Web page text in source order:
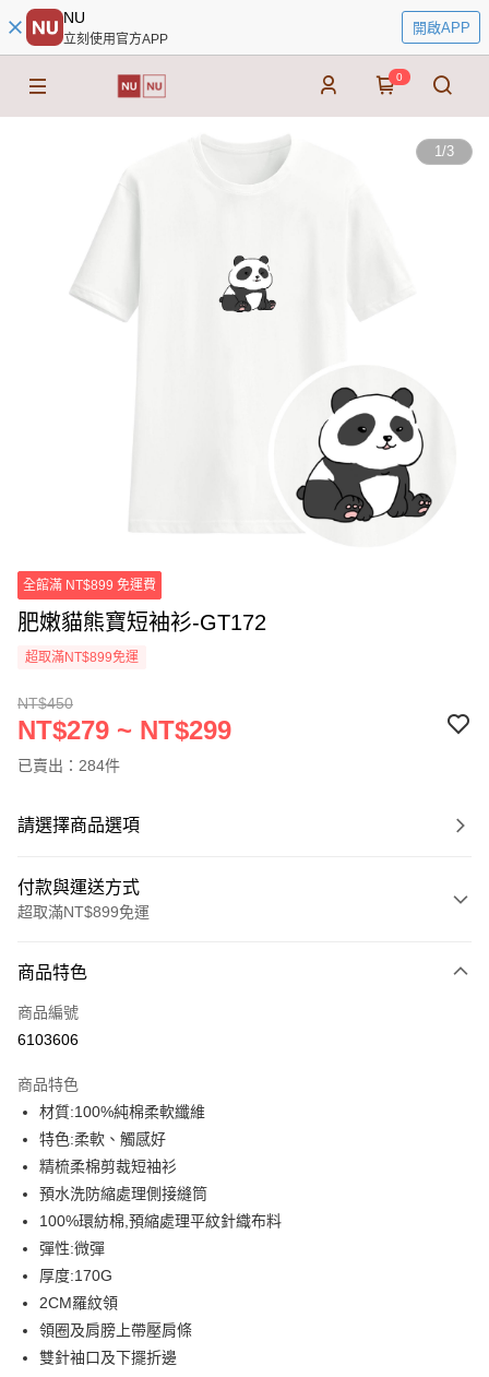
NU
立刻使用官方APP
開啟APP
0
1/3
全館滿 NT$899 免運費
肥嫩貓熊寶短袖衫-GT172
超取滿NT$899免運
NT$450
NT$279 ~ NT$299
已賣出：284件
請選擇商品選項
付款與運送方式
超取滿NT$899免運
信用卡一次付款
信用卡分期付款
合作金庫商業銀行
華南商業銀行
上海商業儲蓄銀行
國泰世華商業銀行
臺灣中小企業銀行
匯豐（台灣）商業銀行
華泰商業銀行
聯邦商業銀行
遠東國際商業銀行
元大商業銀行
玉山商業銀行
台新國際商業銀行
台灣樂天信用卡公司
6 期 0 利率 每期
華南商業銀行
上海商業儲蓄銀行
國泰世華商業銀行
臺灣中小企業銀行
台中商業銀行
匯豐（台灣）商業銀行
聯邦商業銀行
元大商業銀行
玉山商業銀行
台新國際商業銀行
台灣樂天信用卡公司
12 期 0 利率 每期NT$23
合作金庫商業銀行
上海商業儲蓄銀行
國泰世華商業銀行
兆豐國際商業銀行
臺灣中小企業銀行
匯豐（台灣）商業銀行
聯邦商業銀行
元大商業銀行
玉山商業銀行
台新國際商業銀行
超商取貨付款
LINE Pay
Apple Pay
街口支付
悠遊付
Google Pay
商品特色
商品編號
6103606
商品特色
材質:100%純棉柔軟纖維
特色:柔軟、觸感好
精梳柔棉剪裁短袖衫
預水洗防縮處理側接縫筒
100%環紡棉,預縮處理平紋針織布料
彈性:微彈
厚度:170G
2CM羅紋領
領圈及肩膀上帶壓肩條
雙針袖口及下擺折邊